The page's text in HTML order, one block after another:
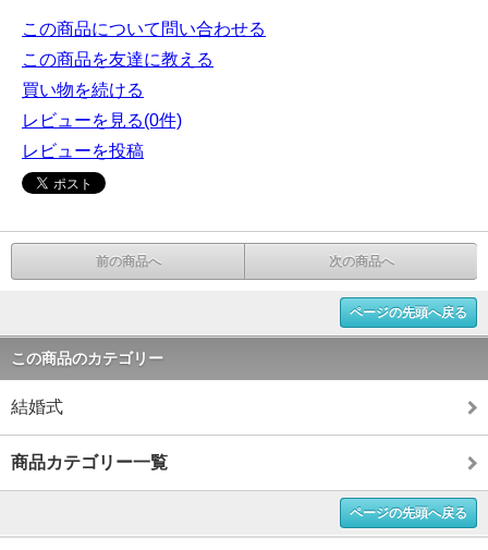
この商品について問い合わせる
この商品を友達に教える
買い物を続ける
レビューを見る(0件)
レビューを投稿
前の商品へ 次の商品へ
ページの先頭へ戻る
この商品のカテゴリー
結婚式
商品カテゴリー一覧
ページの先頭へ戻る